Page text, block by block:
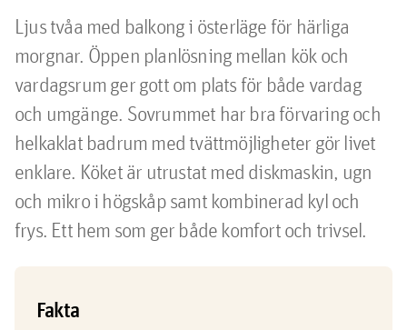
Ljus tvåa med balkong i österläge för härliga
morgnar. Öppen planlösning mellan kök och
vardagsrum ger gott om plats för både vardag
och umgänge. Sovrummet har bra förvaring och
helkaklat badrum med tvättmöjligheter gör livet
enklare. Köket är utrustat med diskmaskin, ugn
och mikro i högskåp samt kombinerad kyl och
frys. Ett hem som ger både komfort och trivsel.
Fakta